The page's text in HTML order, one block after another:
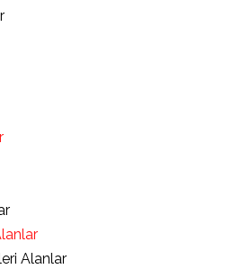
Alanlar